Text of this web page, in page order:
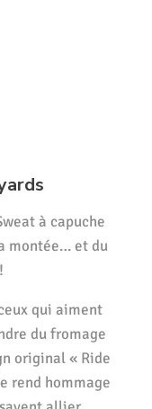
à capuche
montée… et du
qui aiment
du fromage
original « Ride
rend hommage